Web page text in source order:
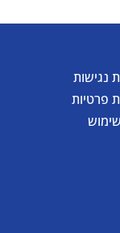
נגישות
פרטיות